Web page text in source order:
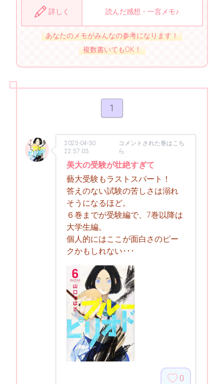
詳しく 読んだ感想・一言メモ♪
あなたのメモがみんなの参考になります！
複数書いてもOK！
1
2025-04-30
22:57:03
コメントされた巻はこち
ら
美大の受験が壮絶すぎて
藝大受験もラストスパート！
答えのない試験の苦しさは溺れ
そうになるほど。
６巻までが受験編で、7巻以降は
大学生編。
個人的にはここが面白さのピー
クかもしれない･･･
0